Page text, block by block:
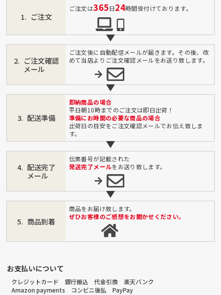
ご注文
ご注文は365日24時間受付けております。
ご注文確認
メール
ご注文後に自動配信メールが届きます。その後、改
めて当店よりご注文確認メールをお送り致します。
配送準備
即納商品の場合
平日朝10時までのご注文は即日出荷！
準備にお時間の必要な商品の場合
出荷日の目安をご注文確認メールでお伝え致しま
す。
配送完了
メール
伝票番号が記載された
発送完了メールをお送り致します。
商品到着
商品をお届け致します。
ぜひお客様のご感想をお聞かせください。
お支払いについて
クレジットカード 銀行振込 代金引換 楽天バンク
Amazon payments コンビニ後払 PayPay